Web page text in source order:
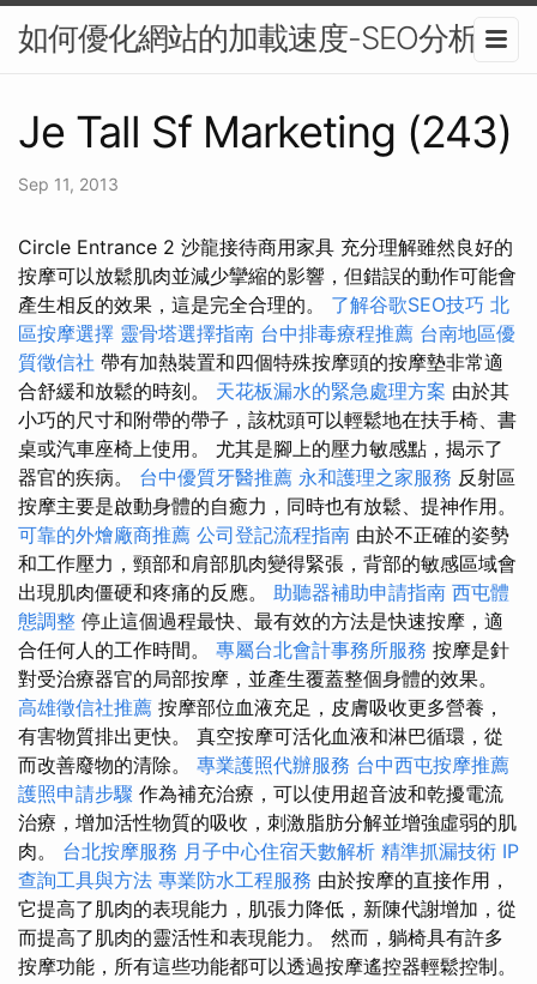
如何優化網站的加載速度-SEO分析
Je Tall Sf Marketing (243)
Sep 11, 2013
Circle Entrance 2 沙龍接待商用家具 充分理解雖然良好的
按摩可以放鬆肌肉並減少攣縮的影響，但錯誤的動作可能會
產生相反的效果，這是完全合理的。 了解谷歌SEO技巧 北
區按摩選擇 靈骨塔選擇指南 台中排毒療程推薦 台南地區優
質徵信社 帶有加熱裝置和四個特殊按摩頭的按摩墊非常適
合舒緩和放鬆的時刻。 天花板漏水的緊急處理方案 由於其
小巧的尺寸和附帶的帶子，該枕頭可以輕鬆地在扶手椅、書
桌或汽車座椅上使用。 尤其是腳上的壓力敏感點，揭示了
器官的疾病。 台中優質牙醫推薦 永和護理之家服務 反射區
按摩主要是啟動身體的自癒力，同時也有放鬆、提神作用。
可靠的外燴廠商推薦 公司登記流程指南 由於不正確的姿勢
和工作壓力，頸部和肩部肌肉變得緊張，背部的敏感區域會
出現肌肉僵硬和疼痛的反應。 助聽器補助申請指南 西屯體
態調整 停止這個過程最快、最有效的方法是快速按摩，適
合任何人的工作時間。 專屬台北會計事務所服務 按摩是針
對受治療器官的局部按摩，並產生覆蓋整個身體的效果。
高雄徵信社推薦 按摩部位血液充足，皮膚吸收更多營養，
有害物質排出更快。 真空按摩可活化血液和淋巴循環，從
而改善廢物的清除。 專業護照代辦服務 台中西屯按摩推薦
護照申請步驟 作為補充治療，可以使用超音波和乾擾電流
治療，增加活性物質的吸收，刺激脂肪分解並增強虛弱的肌
肉。 台北按摩服務 月子中心住宿天數解析 精準抓漏技術 IP
查詢工具與方法 專業防水工程服務 由於按摩的直接作用，
它提高了肌肉的表現能力，肌張力降低，新陳代謝增加，從
而提高了肌肉的靈活性和表現能力。 然而，躺椅具有許多
按摩功能，所有這些功能都可以透過按摩遙控器輕鬆控制。